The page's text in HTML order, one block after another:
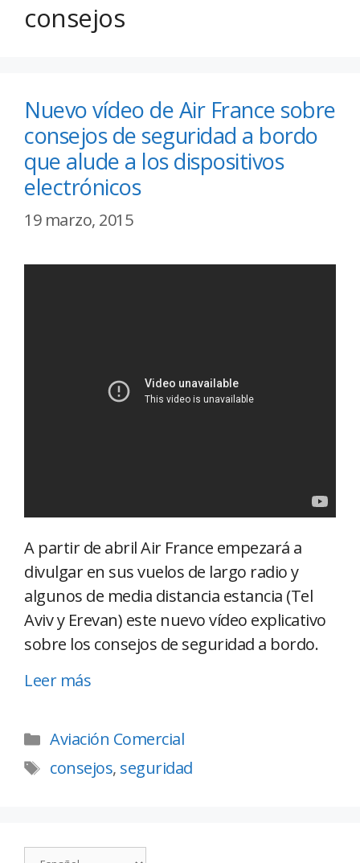
consejos
Nuevo vídeo de Air France sobre
consejos de seguridad a bordo
que alude a los dispositivos
electrónicos
19 marzo, 2015
A partir de abril Air France empezará a
divulgar en sus vuelos de largo radio y
algunos de media distancia estancia (Tel
Aviv y Erevan) este nuevo vídeo explicativo
sobre los consejos de seguridad a bordo.
Leer más
Aviación Comercial
consejos, seguridad